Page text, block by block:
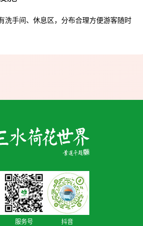
洗手间、休息区，分布合理方便游客随时
服务号 抖音